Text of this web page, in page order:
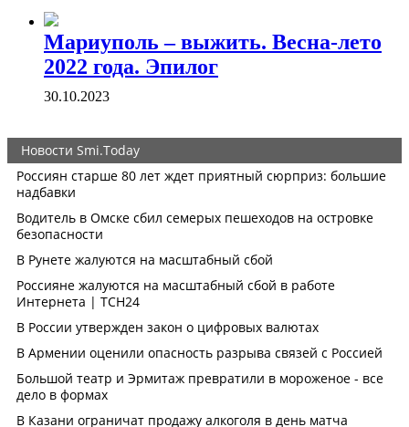
Мариуполь – выжить. Весна-лето
2022 года. Эпилог
30.10.2023